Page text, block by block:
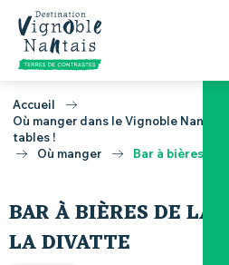
Aller
contenu
principal
Accueil
Où manger dans le Vignoble
tables !
Où manger
Bar à bières de
BAR À BIÈRES DE LA
LA DIVATTE